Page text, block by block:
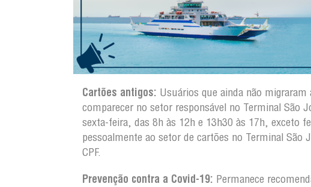
Cartões antigos: Usuários que ainda não
comparecer no setor responsável no Terminal São
sexta-feira, das 8h às 12h e 13h30 às 17h, exceto
pessoalmente ao setor de cartões no Terminal
CPF.
Prevenção contra a Covid-19: Permanece